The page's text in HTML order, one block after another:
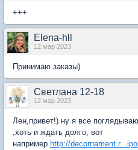
+++
Elena-hll
12 мар 2023
Принимаю заказы)
Светлана 12-18
12 мар 2023
Лен,привет!) ну я все
,хоть и ждать долго, вот
например http://